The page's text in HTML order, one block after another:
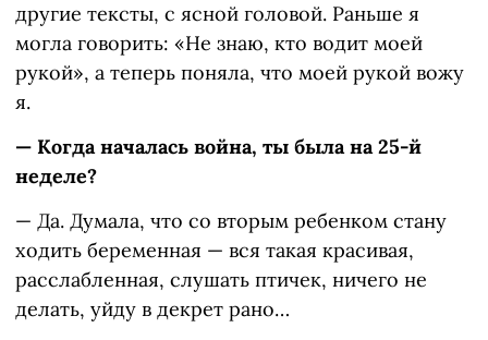
другие тексты, с ясной головой. Раньше я
могла говорить: «Не знаю, кто водит моей
рукой», а теперь поняла, что моей рукой вожу
я.
— Когда началась война, ты была на 25-й
неделе?
— Да. Думала, что со вторым ребенком стану
ходить беременная — вся такая красивая,
расслабленная, слушать птичек, ничего не
делать, уйду в декрет рано…